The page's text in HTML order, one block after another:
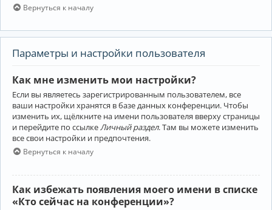
Вернуться к началу
Параметры и настройки пользователя
Как мне изменить мои настройки?
Если вы являетесь зарегистрированным пользователем, все
ваши настройки хранятся в базе данных конференции. Чтобы
изменить их, щёлкните на имени пользователя вверху страницы
и перейдите по ссылке Личный раздел. Там вы можете изменить
все свои настройки и предпочтения.
Вернуться к началу
Как избежать появления моего имени в списке
«Кто сейчас на конференции»?